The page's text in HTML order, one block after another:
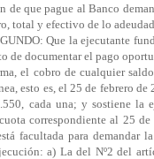
de que pague al Banco
total y efectivo de lo
Que la ejecutante
de documentar el pago
el cobro de cualquier
esto es, el 25 de febrero
cada una; y sostiene la
correspondiente al 25
facultada para demandar
a) La del Nº2 del